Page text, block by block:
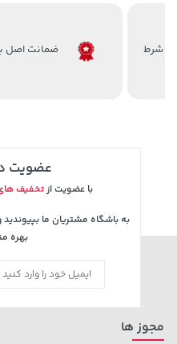
خرید
ضمانت اصل
عضویت
با عضویت ازتخفیف
به باشگاه مشتریان ما
بهره
مجوز ها